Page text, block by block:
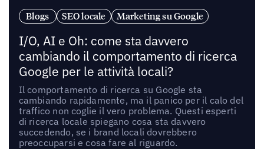
Blogs SEO locale Marketing su Google
I/O, AI e Oh: come sta davvero
cambiando il comportamento di ricerca
Google per le attività locali?
Il comportamento di ricerca su Google sta
cambiando rapidamente, ma il panico per il calo del
traffico non coglie il vero problema. Questi esperti
di ricerca locale spiegano cosa sta davvero
succedendo, se i brand locali dovrebbero
preoccuparsi e cosa fare al riguardo.